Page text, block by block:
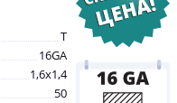
T
16GA
1,6х1,4
50